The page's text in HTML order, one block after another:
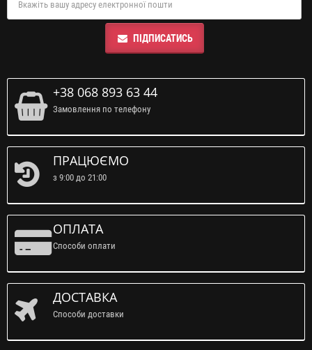
ПІДПИСАТИСЬ
+38 068 893 63 44
Замовлення по телефону
ПРАЦЮЄМО
з 9:00 до 21:00
ОПЛАТА
Способи оплати
ДОСТАВКА
Способи доставки